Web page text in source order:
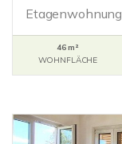
Etagenwohnung
46 m²
WOHNFLÄCHE